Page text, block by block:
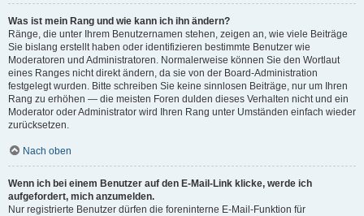
Was ist mein Rang und wie kann ich ihn ändern?
Ränge, die unter Ihrem Benutzernamen stehen, zeigen an, wie viele Beiträge
Sie bislang erstellt haben oder identifizieren bestimmte Benutzer wie
Moderatoren und Administratoren. Normalerweise können Sie den Wortlaut
eines Ranges nicht direkt ändern, da sie von der Board-Administration
festgelegt wurden. Bitte schreiben Sie keine sinnlosen Beiträge, nur um Ihren
Rang zu erhöhen — die meisten Foren dulden dieses Verhalten nicht und ein
Moderator oder Administrator wird Ihren Rang unter Umständen einfach wieder
zurücksetzen.
Nach oben
Wenn ich bei einem Benutzer auf den E-Mail-Link klicke, werde ich
aufgefordert, mich anzumelden.
Nur registrierte Benutzer dürfen die foreninterne E-Mail-Funktion für